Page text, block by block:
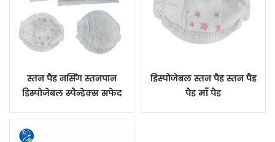
स्तन पैड नर्सिंग स्तनपान
डिस्पोजेबल स्पैन्डेक्स सफेद
टेप
डिस्पोजेबल स्तन पैड स्तन पैड
पैड माँ पैड